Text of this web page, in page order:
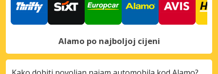
Alamo po najboljoj cijeni